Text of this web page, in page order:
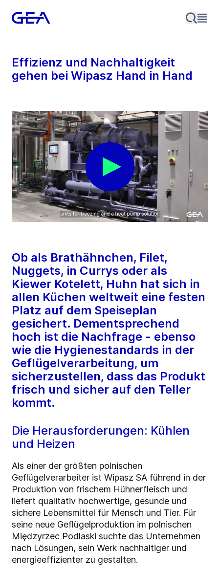
Effizienz und Nachhaltigkeit
gehen bei Wipasz Hand in Hand
Ob als Brathähnchen, Filet,
Nuggets, in Currys oder als
Kiewer Kotelett, Huhn hat sich in
allen Küchen weltweit eine festen
Platz auf dem Speiseplan
gesichert. Dementsprechend
hoch ist die Nachfrage - ebenso
wie die Hygienestandards in der
Geflügelverarbeitung, um
sicherzustellen, dass das Produkt
frisch und sicher auf den Teller
kommt.
Die Herausforderungen: Kühlen
und Heizen
Als einer der größten polnischen
Geflügelverarbeiter ist Wipasz SA führend in der
Produktion von frischem Hühnerfleisch und
liefert qualitativ hochwertige, gesunde und
sichere Lebensmittel für Mensch und Tier. Für
seine neue Geflügelproduktion im polnischen
Międzyrzec Podlaski suchte das Unternehmen
nach Lösungen, sein Werk nachhaltiger und
energieeffizienter zu gestalten.